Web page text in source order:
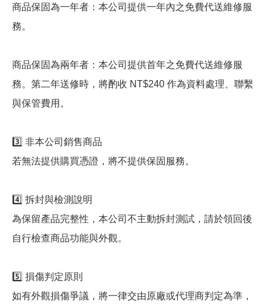
商品保固為一年者：本公司提供一年內之免費代送維修服
務。
商品保固為兩年者：本公司提供首年之免費代送維修服
務。第二年送修時，將酌收 NT$240 作為資料處理、聯繫
與保管費用。
3️⃣ 非本公司銷售商品
若無法提供購買憑證，將不提供保固服務。
4️⃣ 拆封與檢測說明
為保留產品完整性，本公司不主動拆封測試，請於領回後
自行檢查商品功能與外觀。
5️⃣ 損傷判定原則
如有外觀損傷爭議，將一律交由原廠或代理商判定為準，